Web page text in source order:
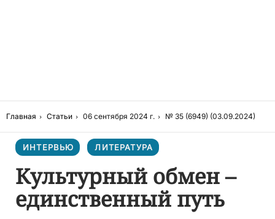
Главная Статьи 06 сентября 2024 г. № 35 (6949) (03.09.2024)
ИНТЕРВЬЮ ЛИТЕРАТУРА
Культурный обмен –
единственный путь